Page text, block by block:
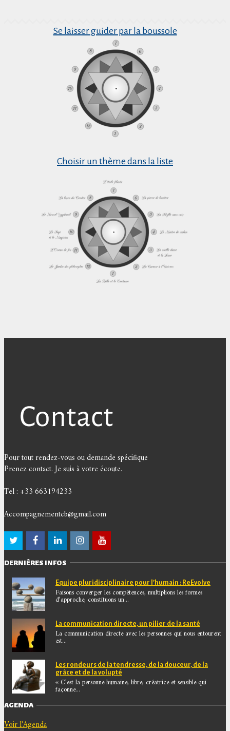
Se laisser guider par la boussole
Choisir un thème dans la liste
Pour tout rendez-vous ou demande spécifique
Prenez contact. Je suis à votre écoute.
Tel : +33 663194233
Accompagnementcb@gmail.com
DERNIÈRES INFOS
Equipe pluridisciplinaire pour l’humain : ReEvolve
Faisons converger les compétences, multiplions les formes
d’approche, constituons un...
La communication directe, un pilier de la santé
La communication directe avec les personnes qui nous entourent
est...
Les rondeurs de la tendresse, de la douceur, de la
grâce et de la volupté
« C’est la personne humaine, libre, créatrice et sensible qui
façonne...
AGENDA
Voir l'Agenda